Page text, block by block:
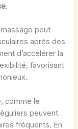
.
peut
après des
d’accélérer la
favorisant
comme le
peuvent
fréquents. En